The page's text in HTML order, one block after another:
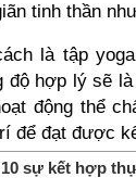
tinh thần
là tập
độ hợp lý sẽ
động thể
để đạt được
10 sự kết hợp